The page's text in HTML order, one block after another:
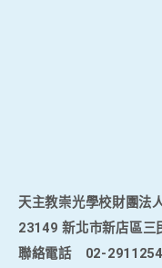
天主教崇光學校財團法
23149 新北市新店區三
聯絡電話
02-